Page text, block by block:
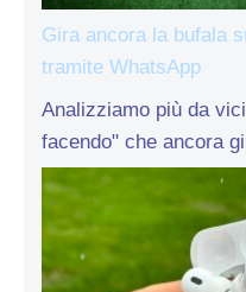
Gira ancora la bufala
tramite WhatsApp
Analizziamo più da
facendo" che ancora